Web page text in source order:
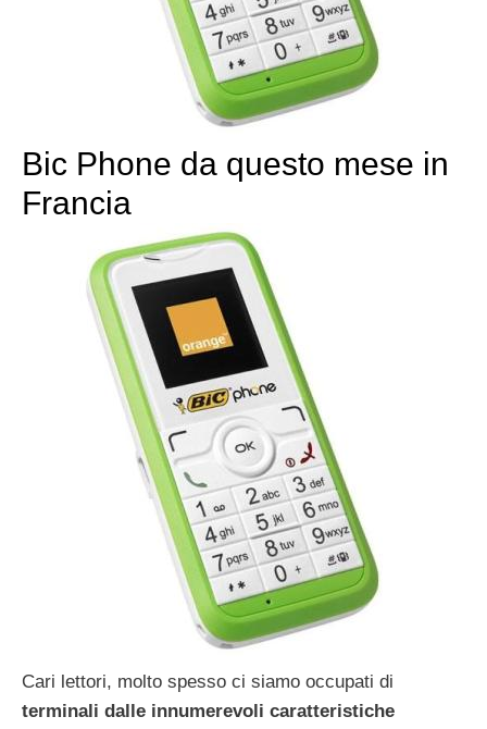
Bic Phone da questo mese in
Francia
Cari lettori, molto spesso ci siamo occupati di
terminali dalle innumerevoli caratteristiche